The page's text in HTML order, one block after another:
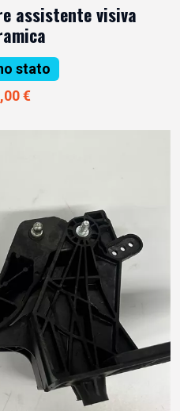
assistente visiva
stato
€